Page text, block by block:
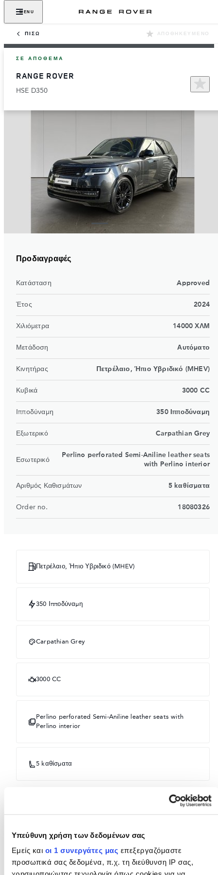
Υπεύθυνη χρήση των δεδομένων σας
Εμείς και οι 1 συνεργάτες μας επεξεργαζόμαστε
προσωπικά σας δεδομένα, π.χ. τη διεύθυνση IP σας,
MENU
ΠΊΣΩ ΑΠΟΘΗΚΕΥΜΈΝΟ
ΣΕ ΑΠΌΘΕΜΑ
RANGE ROVER
HSE D350
Προδιαγραφές
Κατάσταση Approved
Έτος 2024
Χιλιόμετρα 14000 ΧΛΜ
Μετάδοση Αυτόματο
Kινητήρας Πετρέλαιο, Ήπιο Υβριδικό (MHEV)
Κυβικά 3000 CC
Ιπποδύναμη 350 Ιπποδύναμη
Εξωτερικό Carpathian Grey
Εσωτερικό
Perlino perforated Semi-Aniline leather seats
with Perlino interior
Αριθμός Καθισμάτων 5 kαθίσματα
Order no. 18080326
Πετρέλαιο, Ήπιο Υβριδικό (MHEV)
350 Ιπποδύναμη
Carpathian Grey
3000 CC
Perlino perforated Semi-Aniline leather seats with
Perlino interior
5 kαθίσματα
Στάνταρ